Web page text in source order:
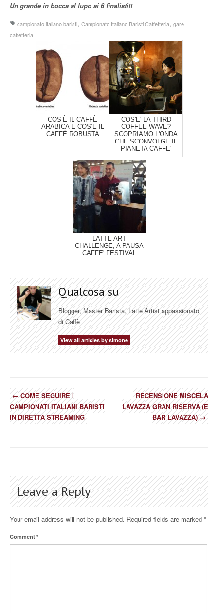
Un grande in bocca al lupo ai 6 finalisti!!
campionato italiano baristi, Campionato Italiano Baristi Caffetteria, gare
caffetteria
COS’È IL CAFFÈ
ARABICA E COS’È IL
CAFFÈ ROBUSTA
COS'E' LA THIRD
COFFEE WAVE?
SCOPRIAMO L'ONDA
CHE SCONVOLGE IL
PIANETA CAFFE'
LATTE ART
CHALLENGE, A PAUSA
CAFFE' FESTIVAL
Qualcosa su
Blogger, Master Barista, Latte Artist appassionato
di Caffè
View all articles by simone
←COME SEGUIRE I
CAMPIONATI ITALIANI BARISTI
IN DIRETTA STREAMING
RECENSIONE MISCELA
LAVAZZA GRAN RISERVA (E
BAR LAVAZZA)→
Leave a Reply
Your email address will not be published. Required fields are marked *
Comment *